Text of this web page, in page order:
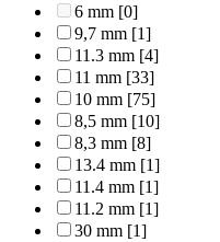
6 mm [0]
9,7 mm [1]
11.3 mm [4]
11 mm [33]
10 mm [75]
8,5 mm [10]
8,3 mm [8]
13.4 mm [1]
11.4 mm [1]
11.2 mm [1]
30 mm [1]